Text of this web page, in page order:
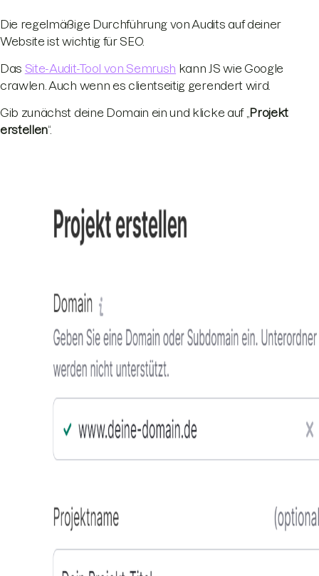
Die regelmäßige Durchführung von Audits auf deiner
Website ist wichtig für SEO.
Das Site-Audit-Tool von Semrush kann JS wie Google
crawlen. Auch wenn es clientseitig gerendert wird.
Gib zunächst deine Domain ein und klicke auf „ Projekt
erstellen“.